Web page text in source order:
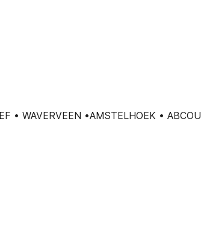
• WAVERVEEN •AMSTELHOEK •